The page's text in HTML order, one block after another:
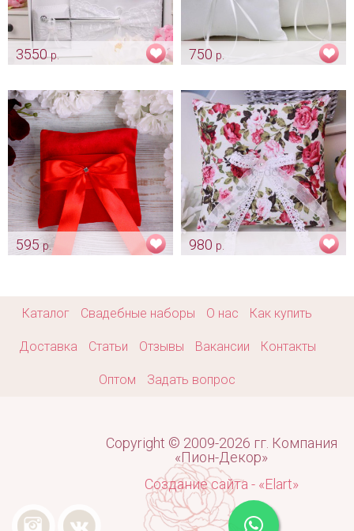
3550р.
750 р.
Арт: pod_0135
595р.
980 р.
Каталог Свадебные наборы О нас Как купить
Доставка Статьи Отзывы Вакансии Контакты
Оптом Задать вопрос
Copyright © 2009-2026 гг. Компания
«Пион-Декор»
Создание сайта - «Elart»